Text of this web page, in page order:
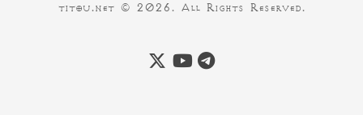
titou.net © 2026. All Rights Reserved.